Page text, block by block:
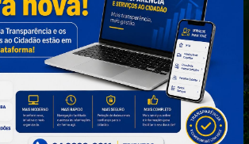
Boletim Informativo –
Tuberculose | Município de Planura-
MG (2025)
Convocação.